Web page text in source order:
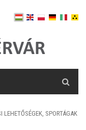
LEHETŐSÉGEK, SPORTÁGAK